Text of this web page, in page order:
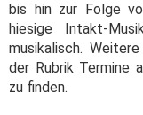
bis hin zur Folge
hiesige Intakt-
musikalisch.
der Rubrik Termine
zu finden.